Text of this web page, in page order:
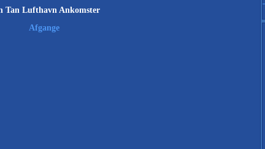
Tan Lufthavn Ankomster
Afgange